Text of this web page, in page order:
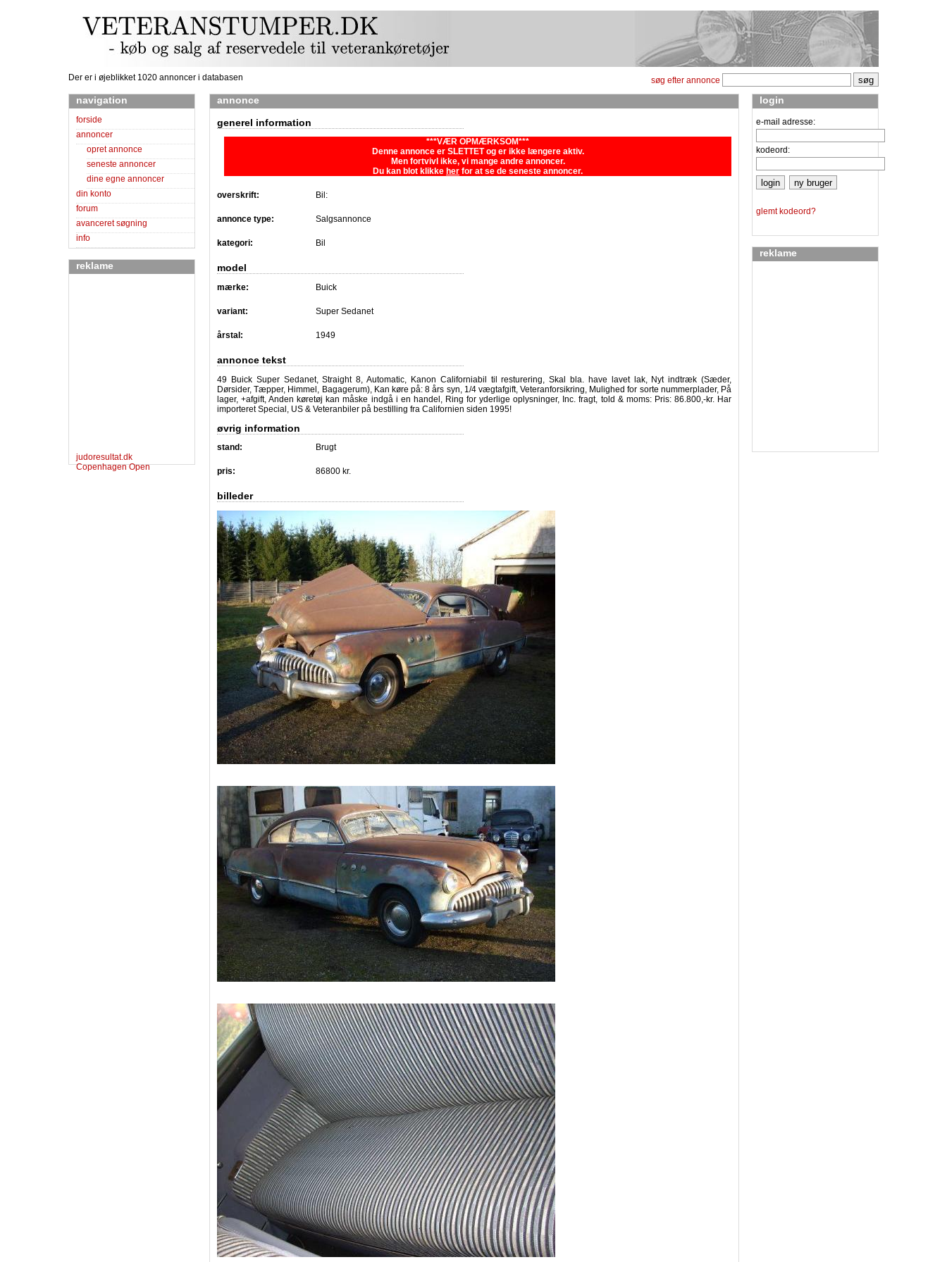
Der er i øjeblikket 1020 annoncer i databasen søg efter annonce
navigation
forside
annoncer
opret annonce
seneste annoncer
dine egne annoncer
din konto
forum
avanceret søgning
info
reklame
judoresultat.dk
Copenhagen Open
login
e-mail adresse:
kodeord:
glemt kodeord?
reklame
annonce
generel information
***VÆR OPMÆRKSOM***
Denne annonce er SLETTET og er ikke længere aktiv.
Men fortvivl ikke, vi mange andre annoncer.
Du kan blot klikke her for at se de seneste annoncer.
overskrift: Bil:
annonce type: Salgsannonce
kategori: Bil
model
mærke: Buick
variant: Super Sedanet
årstal: 1949
annonce tekst
49 Buick Super Sedanet, Straight 8, Automatic, Kanon Californiabil til resturering, Skal bla. have lavet lak, Nyt indtræk (Sæder,
Dørsider, Tæpper, Himmel, Bagagerum), Kan køre på: 8 års syn, 1/4 vægtafgift, Veteranforsikring, Mulighed for sorte nummerplader, På
lager, +afgift, Anden køretøj kan måske indgå i en handel, Ring for yderlige oplysninger, Inc. fragt, told & moms: Pris: 86.800,-kr. Har
importeret Special, US & Veteranbiler på bestilling fra Californien siden 1995!
øvrig information
stand: Brugt
pris: 86800 kr.
billeder